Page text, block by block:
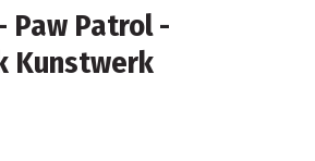
Paw Patrol -
Kunstwerk